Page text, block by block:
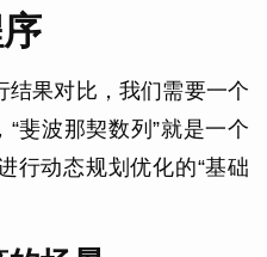
结果对比，我们需要一个
“斐波那契数列”就是一个
行动态规划优化的“基础